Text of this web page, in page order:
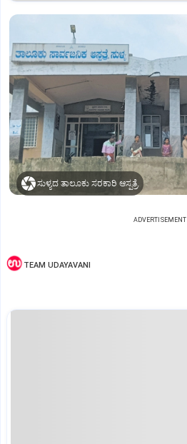
ಸುಳ್ಯದ ತಾಲೂಕು ಸರಕಾರಿ ಆಸ್ಪತ್ರೆ.
ADVERTISEMENT
TEAM UDAYAVANI